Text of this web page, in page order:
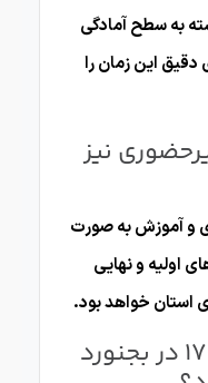
۶ تا ۱۲ ماه، بسته به سطح آمادگی
دقیق این زمان را
نیز
و آموزش به صورت
اولیه و نهایی
استان خواهد بود.
هزینه مشاور ایزو 17025 در بجنورد